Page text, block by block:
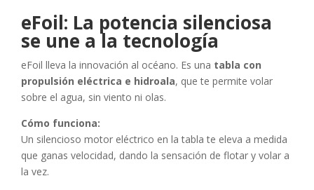
eFoil: La potencia silenciosa
se une a la tecnología
eFoil lleva la innovación al océano. Es una tabla con
propulsión eléctrica e hidroala, que te permite volar
sobre el agua, sin viento ni olas.
Cómo funciona:
Un silencioso motor eléctrico en la tabla te eleva a medida
que ganas velocidad, dando la sensación de flotar y volar a
la vez.